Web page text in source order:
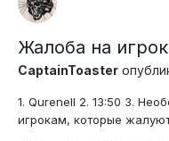
Жалоба на
CaptainToaster
1. Qurenell 2. 13:50 3.
игрокам, которые